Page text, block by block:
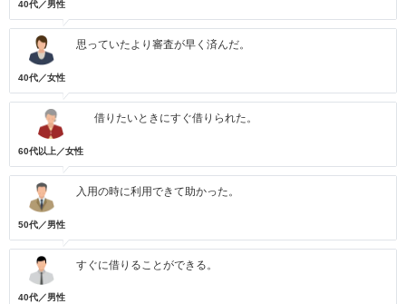
40代／男性
40代／女性
思っていたより審査が早く済んだ。
60代以上／女性
借りたいときにすぐ借りられた。
50代／男性
入用の時に利用できて助かった。
40代／男性
すぐに借りることができる。